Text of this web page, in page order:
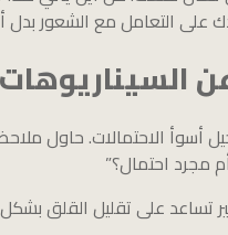
التعامل مع الشعور بدل
أسوأ الاحتمالات. حاول
احتمال؟”
تساعد على تقليل القلق